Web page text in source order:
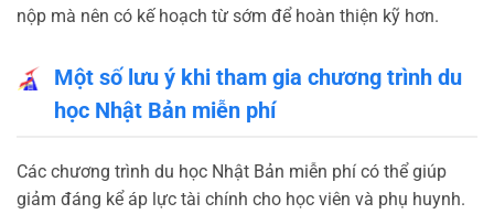
nộp mà nên có kế hoạch từ sớm để hoàn thiện kỹ hơn.
Một số lưu ý khi tham gia chương trình du
học Nhật Bản miễn phí
Các chương trình du học Nhật Bản miễn phí có thể giúp
giảm đáng kể áp lực tài chính cho học viên và phụ huynh.